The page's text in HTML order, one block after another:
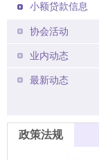
小额贷款信息
协会活动
业内动态
最新动态
政策法规